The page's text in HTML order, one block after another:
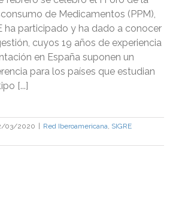
de Medicamentos (PPM),
ha participado y ha dado a conocer
cuyos 19 años de experiencia
en España suponen un
para los países que estudian
[...]
03/2020 Red Iberoamericana, SIGRE